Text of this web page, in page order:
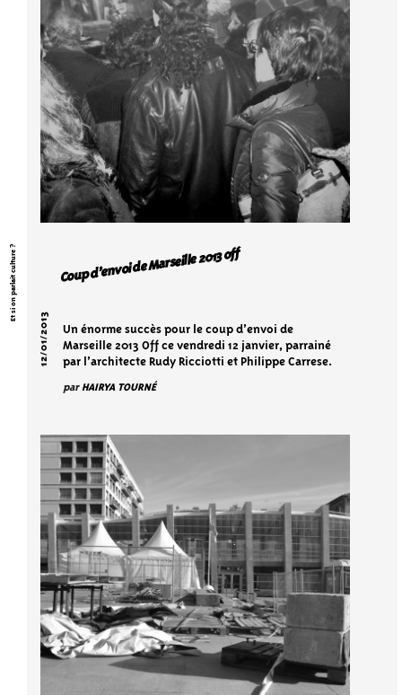
Et si on parlait culture ? Coup d’envoi de Marseille 2013 off
12/01/2013
Un énorme succès pour le coup d’envoi de
Marseille 2013 Off ce vendredi 12 janvier, parrainé
par l’architecte Rudy Ricciotti et Philippe Carrese.
parHAIRYA TOURNÉ